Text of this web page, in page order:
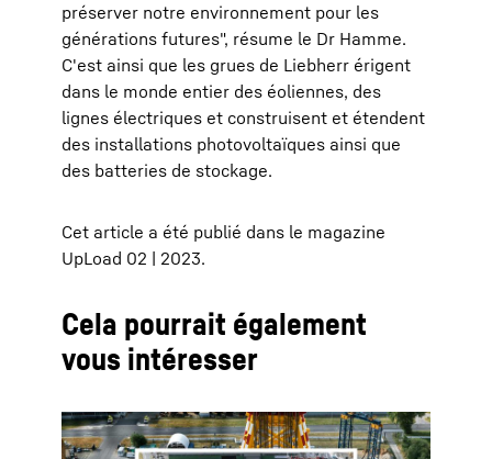
préserver notre environnement pour les
générations futures", résume le Dr Hamme.
C'est ainsi que les grues de Liebherr érigent
dans le monde entier des éoliennes, des
lignes électriques et construisent et étendent
des installations photovoltaïques ainsi que
des batteries de stockage.
Cet article a été publié dans le magazine
UpLoad 02 | 2023.
Cela pourrait également
vous intéresser